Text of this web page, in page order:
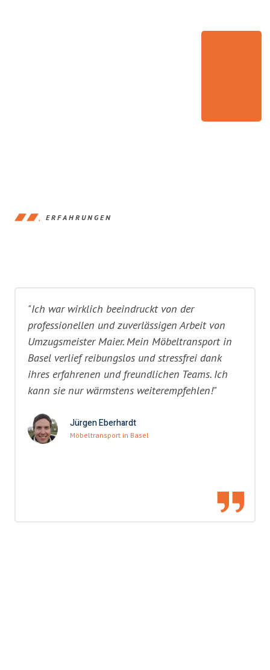
ERFAHRUNGEN
"Ich war wirklich beeindruckt von der
professionellen und zuverlässigen Arbeit von
Umzugsmeister Maier. Mein Möbeltransport in
Basel verlief reibungslos und stressfrei dank
ihres erfahrenen und freundlichen Teams. Ich
kann sie nur wärmstens weiterempfehlen!"
Jürgen Eberhardt
Möbeltransport in Basel